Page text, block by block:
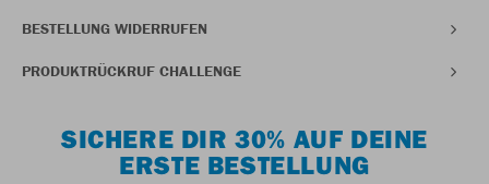
BESTELLUNG WIDERRUFEN
PRODUKTRÜCKRUF CHALLENGE
SICHERE DIR 30% AUF DEINE
ERSTE BESTELLUNG